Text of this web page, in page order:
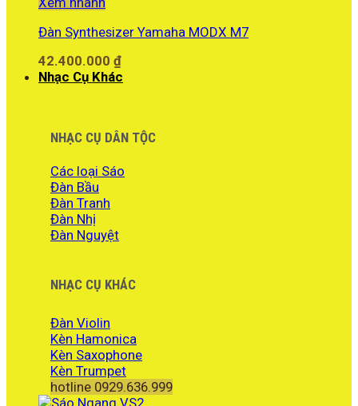
Đàn Synthesizer Yamaha MODX M7
42.400.000 ₫
Nhạc Cụ Khác
NHẠC CỤ DÂN TỘC
Các loại Sáo
Đàn Bầu
Đàn Tranh
Đàn Nhị
Đàn Nguyệt
NHẠC CỤ KHÁC
Đàn Violin
Kèn Hamonica
Kèn Saxophone
Kèn Trumpet
hotline 0929.636.999